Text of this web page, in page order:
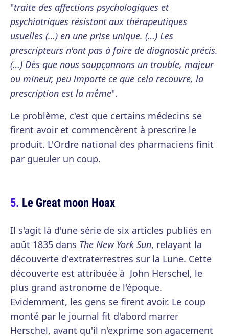
"traite des affections psychologiques et
psychiatriques résistant aux thérapeutiques
usuelles (…) en une prise unique. (…) Les
prescripteurs n'ont pas à faire de diagnostic précis.
(…) Dès que nous soupçonnons un trouble, majeur
ou mineur, peu importe ce que cela recouvre, la
prescription est la même".
Le problème, c'est que certains médecins se
firent avoir et commencèrent à prescrire le
produit. L'Ordre national des pharmaciens finit
par gueuler un coup.
Le Great moon Hoax
Il s'agit là d'une série de six articles publiés en
août 1835 dans The New York Sun, relayant la
découverte d'extraterrestres sur la Lune. Cette
découverte est attribuée à John Herschel, le
plus grand astronome de l'époque.
Evidemment, les gens se firent avoir. Le coup
monté par le journal fit d'abord marrer
Herschel, avant qu'il n'exprime son agacement